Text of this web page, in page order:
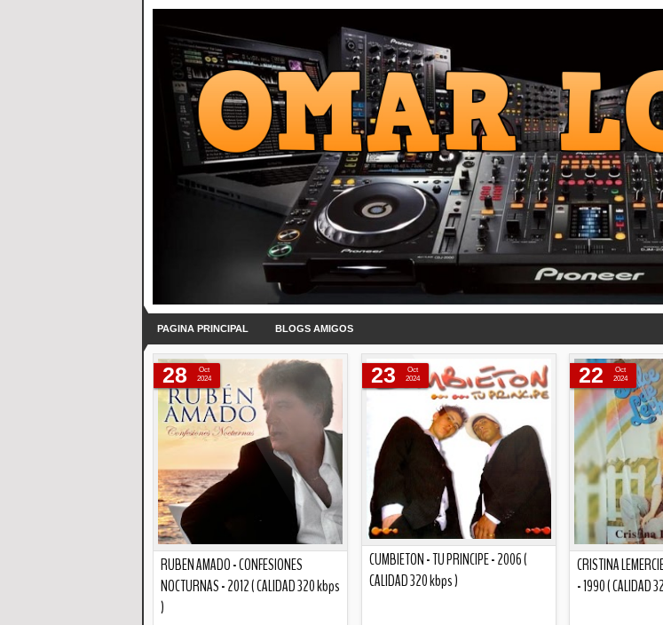
PAGINA PRINCIPAL BLOGS AMIGOS
RUBEN AMADO - CONFESIONES
NOCTURNAS - 2012 ( CALIDAD 320 kbps
)
28
Oct
2024
CUMBIETON - TU PRINCIPE - 2006 (
CALIDAD 320 kbps )
23
Oct
2024
CRISTINA
- 1990 ( CALIDAD
22
Oct
2024